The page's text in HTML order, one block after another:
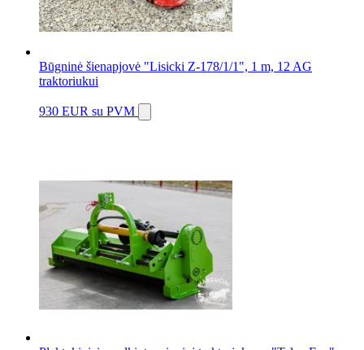
Būgninė šienapjovė "Lisicki Z-178/1/1", 1 m, 12 AG
traktoriukui
930 EUR su PVM